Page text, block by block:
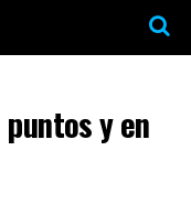
y en